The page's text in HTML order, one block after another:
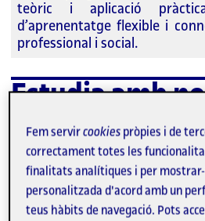
teòric i aplicació
d’aprenentatge flexible i
professional i social.
Estudia amb
Graus
Criminologia
Dret
Fem servircookies pròpies i de
correctament totes les
finalitats analítiques i per
personalitzada d'acord amb un
teus hàbits de navegació. Pots